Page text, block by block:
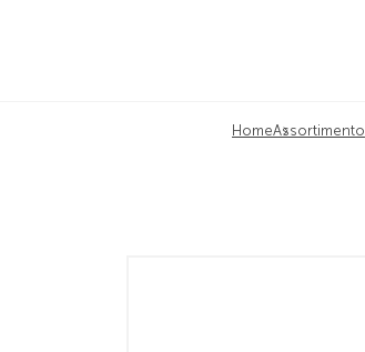
HomeAssortimento